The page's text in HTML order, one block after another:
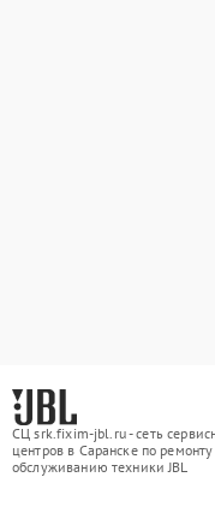
СЦ srk.fixim-jbl.ru - сеть
центров в Саранске по
обслуживанию техники JBL